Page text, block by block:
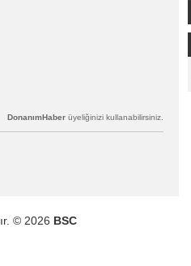
DonanımHaber üyeliğinizi kullanabilirsiniz.
© 2026 BSC